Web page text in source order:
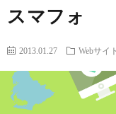
スマフォ
2013.01.27 Webサイト